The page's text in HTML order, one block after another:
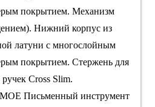
покрытием. Механизм
Нижний корпус из
латуни с многослойным
покрытием. Стержень для
Cross Slim.
Письменный инструмент